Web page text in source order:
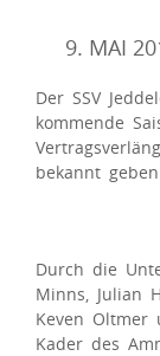
9. MAI
Der SSV
kommende
bekannt
Durch die
Minns, Julian
Keven Oltmer
Kader des